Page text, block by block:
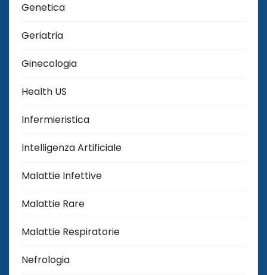
Genetica
Geriatria
Ginecologia
Health US
Infermieristica
Intelligenza Artificiale
Malattie Infettive
Malattie Rare
Malattie Respiratorie
Nefrologia